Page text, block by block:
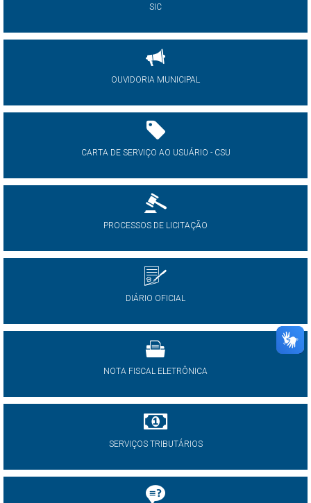
SIC
OUVIDORIA MUNICIPAL
CARTA DE SERVIÇO AO USUÁRIO - CSU
PROCESSOS DE LICITAÇÃO
DIÁRIO OFICIAL
NOTA FISCAL ELETRÔNICA
SERVIÇOS TRIBUTÁRIOS